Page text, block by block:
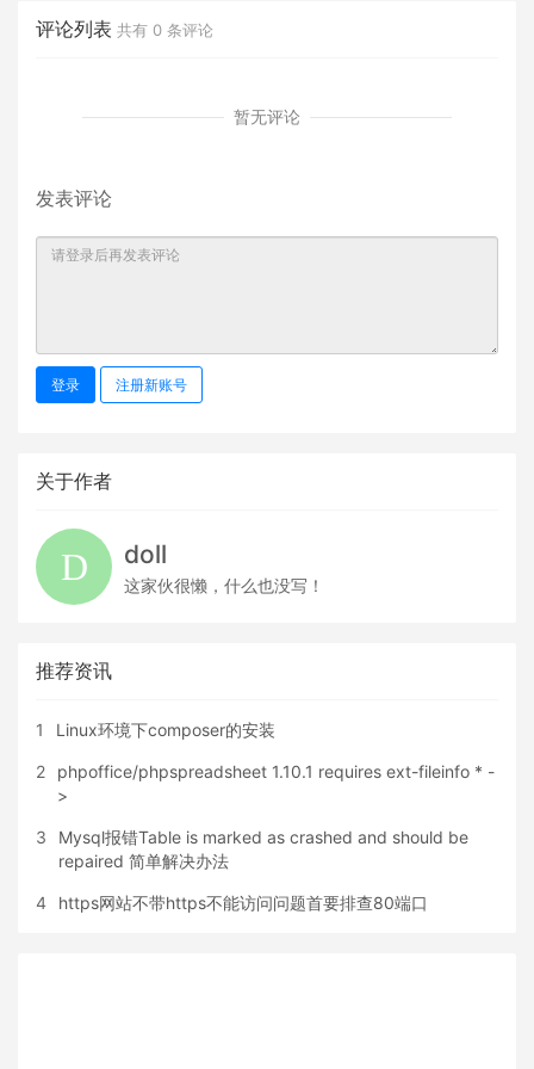
评论列表 共有 0 条评论
暂无评论
发表评论
登录 注册新账号
关于作者
doll
这家伙很懒，什么也没写！
推荐资讯
1 Linux环境下composer的安装
2
phpoffice/phpspreadsheet 1.10.1 requires ext-fileinfo * -
>
3
Mysql报错Table is marked as crashed and should be
repaired 简单解决办法
4 https网站不带https不能访问问题首要排查80端口